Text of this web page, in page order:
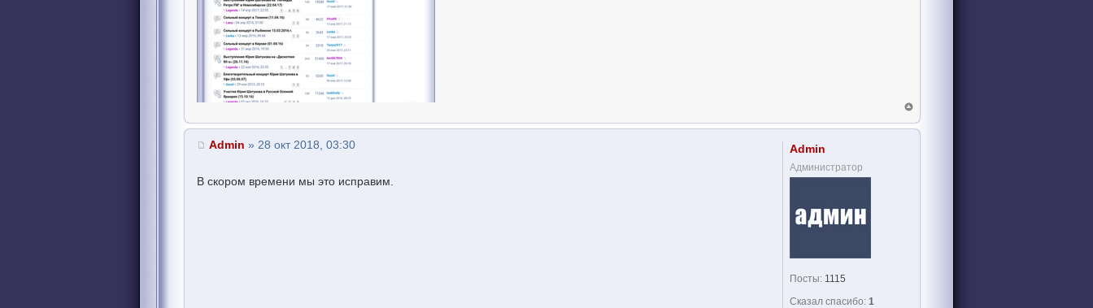
Admin » 28 окт 2018, 03:30
В скором времени мы это исправим.
Admin
Администратор
Посты: 1115
Сказал спасибо: 1